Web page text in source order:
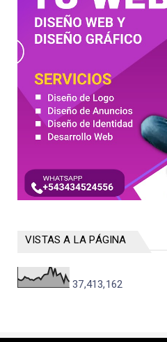
VISTAS A LA PÁGINA
37,413,162